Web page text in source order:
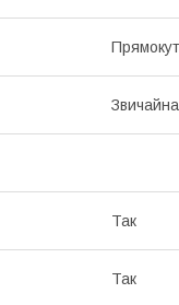
Звичайна
Так
Так